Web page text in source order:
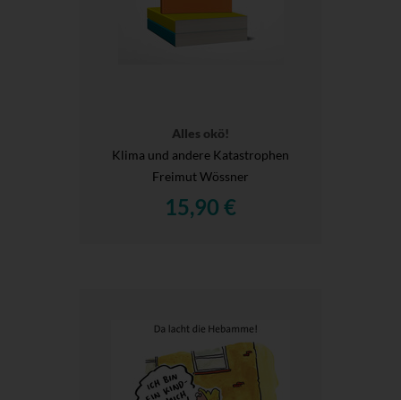
Alles okö!
Klima und andere Katastrophen
Freimut Wössner
15,90 €